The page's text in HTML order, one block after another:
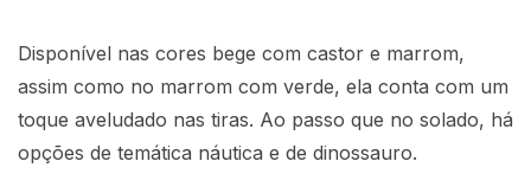
Disponível nas cores bege com castor e marrom,
assim como no marrom com verde, ela conta com um
toque aveludado nas tiras. Ao passo que no solado, há
opções de temática náutica e de dinossauro.